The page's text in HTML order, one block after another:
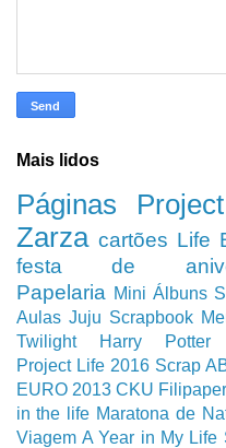
Mais lidos
Páginas
Zarza cartões Life
festa de
Papelaria Mini Álbuns
Aulas Juju Scrapbook
Twilight
Harry Potter
Project Life 2016 Scrap
EURO 2013 CKU Filipaper
in the life Maratona de
Viagem A Year in My Life